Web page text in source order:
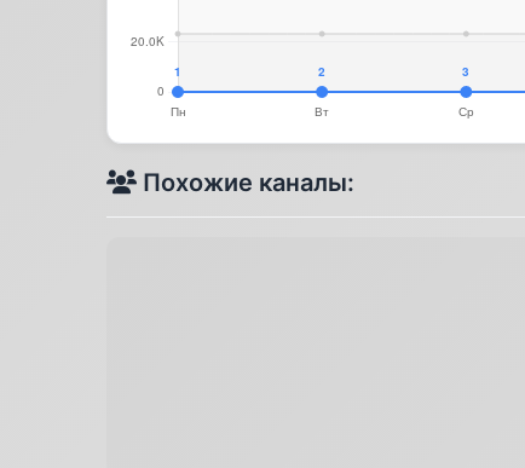
Похожие каналы: